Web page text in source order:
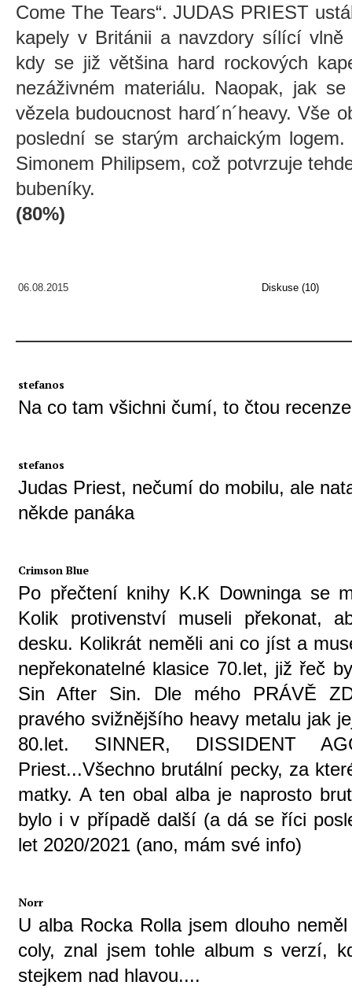
Come The Tears“. JUDAS PRIEST
kapely v Británii a navzdory sílící
kdy se již většina hard rockových
nezáživném materiálu. Naopak, jak
vězela budoucnost hard´n´heavy. Vše
poslední se starým archaickým
Simonem Philipsem, což potvrzuje
bubeníky.
(80%)
06.08.2015 Diskuse (10)
stefanos
Na co tam všichni čumí, to čtou
stefanos
Judas Priest, nečumí do mobilu, ale
někde panáka
Crimson Blue
Po přečtení knihy K.K Downinga se
Kolik protivenství museli překonat,
desku. Kolikrát neměli ani co jíst a
nepřekonatelné klasice 70.let, již řeč
Sin After Sin. Dle mého PRÁVĚ
pravého svižnějšího heavy metalu jak
80.let. SINNER, DISSIDENT
Priest...Všechno brutální pecky, za
matky. A ten obal alba je naprosto
bylo i v případě další (a dá se říci
let 2020/2021 (ano, mám své info)
Norr
U alba Rocka Rolla jsem dlouho
coly, znal jsem tohle album s verzí,
stejkem nad hlavou....